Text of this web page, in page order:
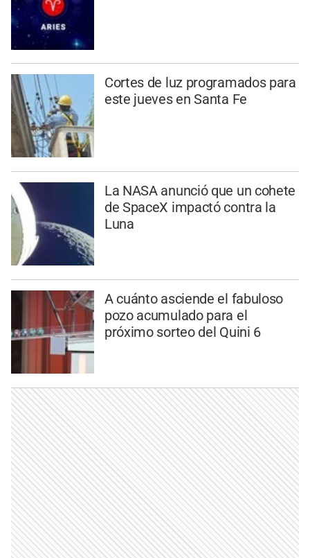
Cortes de luz programados para
este jueves en Santa Fe
La NASA anunció que un cohete
de SpaceX impactó contra la
Luna
A cuánto asciende el fabuloso
pozo acumulado para el
próximo sorteo del Quini 6